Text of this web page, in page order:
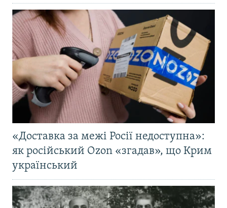
«Доставка за межі Росії недоступна»:
як російський Ozon «згадав», що Крим
український